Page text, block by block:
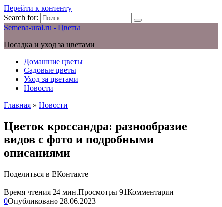
Перейти к контенту
Search for:
Semena-ural.ru - Цветы
Посадка и уход за цветами
Домашние цветы
Садовые цветы
Уход за цветами
Новости
Главная » Новости
Цветок кроссандра: разнообразие
видов с фото и подробными
описаниями
Поделиться в ВКонтакте
Время чтения 24 мин.Просмотры 91Комментарии
0Опубликовано 28.06.2023